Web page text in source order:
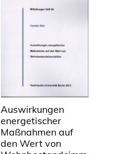
Auswirkungen
energetischer
Maßnahmen auf
den Wert von